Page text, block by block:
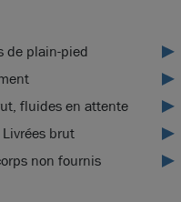
de plain-pied
fluides en attente
brut
non fournis